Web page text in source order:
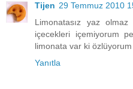
Tijen 29 Temmuz 2010
Limonatasız yaz
içecekleri içemiyorum
limonata var ki
Yanıtla